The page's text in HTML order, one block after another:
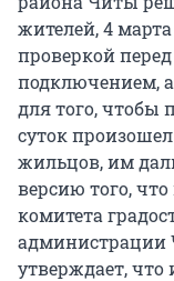
жителей, 4
проверкой
подключением,
для того, чтобы
суток
жильцов, им
версию того,
комитета
администрации
утверждает,